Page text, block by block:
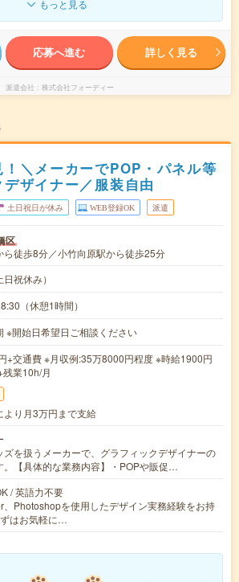
もっと見る
応募へ進む 詳しく見る
派遣会社 株式会社フォーディー
＼メーカーでPOP・パネル等
ザイナー／服装自由
土日祝日が休み WEB登録OK 派遣
区
ら徒歩8分／小竹向原駅から徒歩25分
祝休み）
（休憩1時間）
※開始日希望日ご相談ください
+交通費 ※月収例:35万8000円程度 ※時給1900円
業10h/月
より月3万円まで支給
ズを扱うメーカーで、グラフィックデザイナーの
。【具体的な業務内容】・POPや販促…
/ 英語力不要
、Photoshopを使用したデザイン実務経験をお持
はお気軽に…